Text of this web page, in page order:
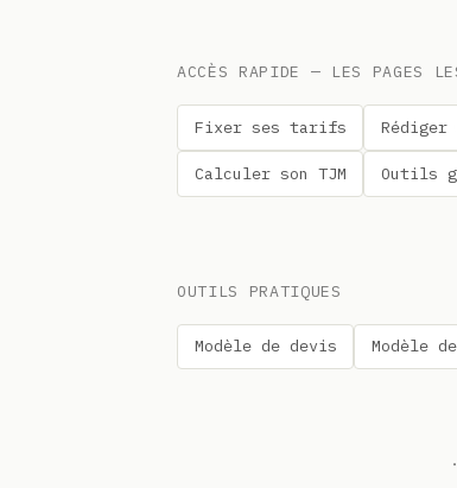
ACCÈS RAPIDE — LES PAGES
Fixer ses tarifs Rédiger
Calculer son TJM Outils
OUTILS PRATIQUES
Modèle de devis Modèle